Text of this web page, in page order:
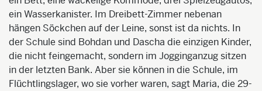
ein Wasserkanister. Im Dreibett-Zimmer nebenan
hängen Söckchen auf der Leine, sonst ist da nichts. In
der Schule sind Bohdan und Dascha die einzigen Kinder,
die nicht feingemacht, sondern im Jogginganzug sitzen
in der letzten Bank. Aber sie können in die Schule, im
Flüchtlingslager, wo sie vorher waren, sagt Maria, die 29-